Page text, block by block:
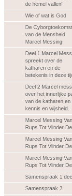
de hemel vallen'
Wie of wat is God
De Cyborgtoekomst
van de Mensheid
Marcel Messing
Deel 1 Marcel
spreekt over de
katharen en de
betekenis in deze
Deel 2 Marcel
over het innerlijke
van de katharen en
kennis en wijsheid.
Marcel Messing Van
Rups Tot Vlinder
Marcel Messing Van
Rups Tot Vlinder
Marcel Messing Van
Rups Tot Vlinder
Samenspraak 1
Samenspraak 2